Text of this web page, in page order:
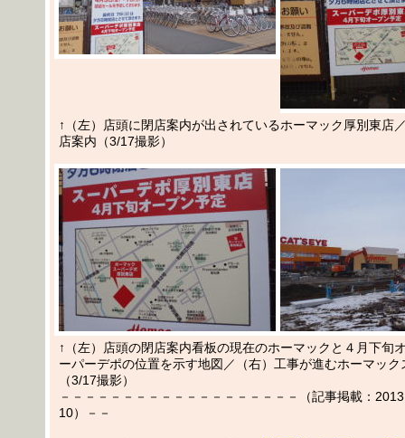
↑（左）店頭に閉店案内が出されているホーマック厚別東店
店案内（3/17撮影）
↑（左）店頭の閉店案内看板の現在のホーマックと４月下旬
ーパーデポの位置を示す地図／（右）工事が進むホーマック
（3/17撮影）
－－－－－－－－－－－－－－－－－－－（記事掲載：
10）－－